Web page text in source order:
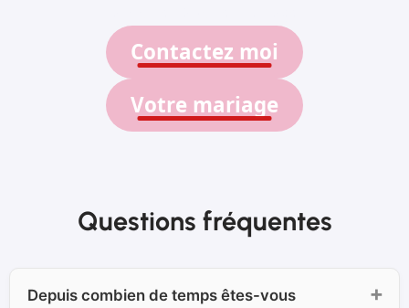
Contactez moi
Votre mariage
Questions fréquentes
Depuis combien de temps êtes-vous